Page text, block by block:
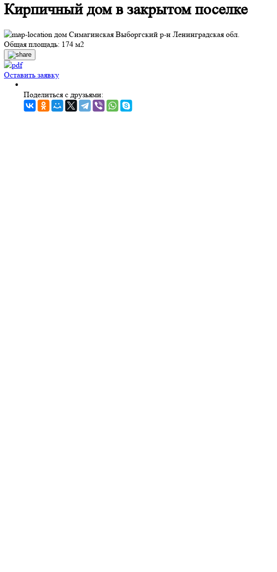
Кирпичный дом в закрытом поселке
дом Симагинская Выборгский р-н Ленинградская обл.
Общая площадь: 174 м2
Поделиться с друзьями:
Оставить заявку